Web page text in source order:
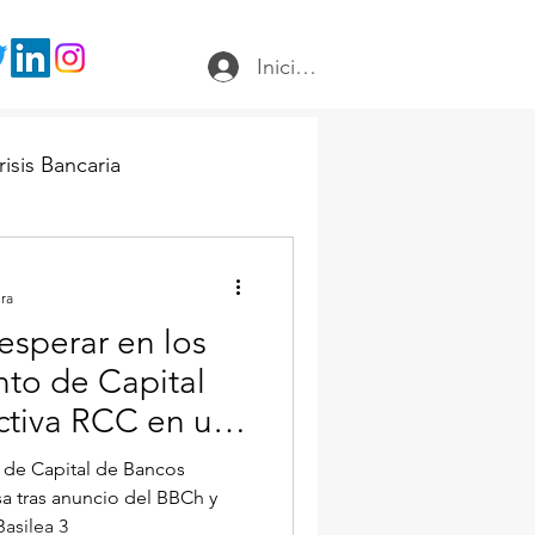
Iniciar sesión
Bancaria
en los
de Capital
RCC en un
Capital de Bancos
tras anuncio del BBCh y
3